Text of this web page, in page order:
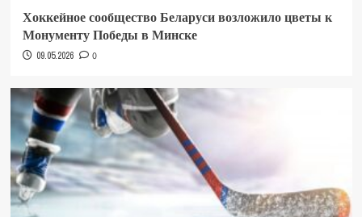
Хоккейное сообщество Беларуси возложило цветы к
Монументу Победы в Минске
09.05.2026 0